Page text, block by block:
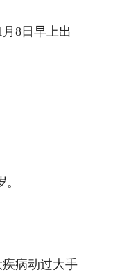
8日早上出
病动过大手